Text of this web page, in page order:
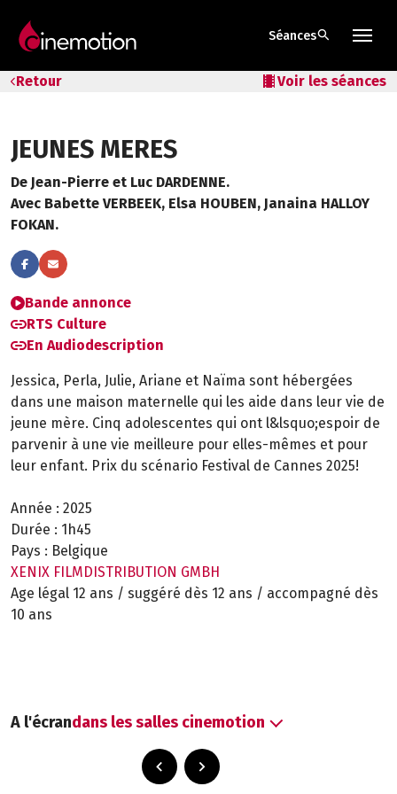
Séancessearch
Retour local_movies Voir les séances
JEUNES MERES
De Jean-Pierre et Luc DARDENNE.
Avec Babette VERBEEK, Elsa HOUBEN, Janaina HALLOY
FOKAN.
Bande annonce
RTS Culture
En Audiodescription
Jessica, Perla, Julie, Ariane et Naïma sont hébergées
dans une maison maternelle qui les aide dans leur vie de
jeune mère. Cinq adolescentes qui ont l&lsquo;espoir de
parvenir à une vie meilleure pour elles-mêmes et pour
leur enfant. Prix du scénario Festival de Cannes 2025!
Année : 2025
Durée : 1h45
Pays : Belgique
XENIX FILMDISTRIBUTION GMBH
Age légal 12 ans / suggéré dès 12 ans / accompagné dès
10 ans
A l'écrandans les salles cinemotion
Bons cadeaux
Bons plans